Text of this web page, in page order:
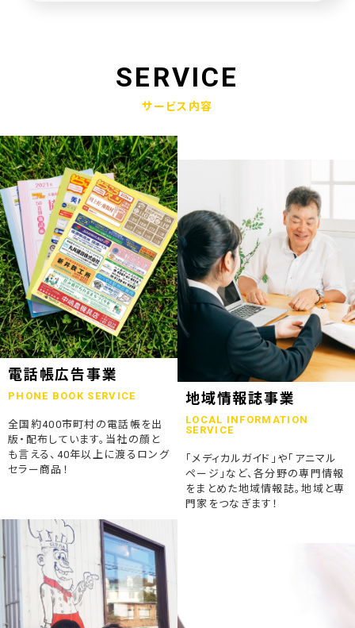
2024.12.17
赤穂市版「わたしの終活覚書」が神戸新聞に掲載されました
2024.11.14
エンディングノート「わたしの終活覚書」書き方講座開催
2024.10.25
赤穂市エンディングノート「わたしの終活覚書」発刊式にて
2024.06.17
「未来創造企業」の第9期に認定されました
2023.07.24
終活ガイド「旅じたくノート」を発行しました
2023.04.04
そうごうページが電子書籍化！
「ウラオモテのある電話帳」がメディアに紹介されました
2023.01.13
弊社顧問税理士小関先生ラジオご出演
SERVICE
サービス内容
電話帳広告事業
PHONE BOOK SERVICE
全国約400市町村の電話帳を出
版・配布しています。当社の顔と
も言える、40年以上に渡るロング
セラー商品！
地域情報誌事業
LOCAL INFORMATION
SERVICE
「メディカルガイド」や「アニマル
ページ」など、各分野の専門情報
をまとめた地域情報誌。地域と専
門家をつなぎます！